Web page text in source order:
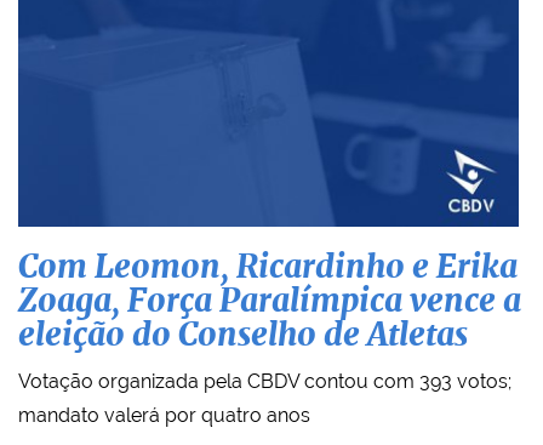
Com Leomon, Ricardinho e Erika
Zoaga, Força Paralímpica vence a
eleição do Conselho de Atletas
Votação organizada pela CBDV contou com 393 votos;
mandato valerá por quatro anos